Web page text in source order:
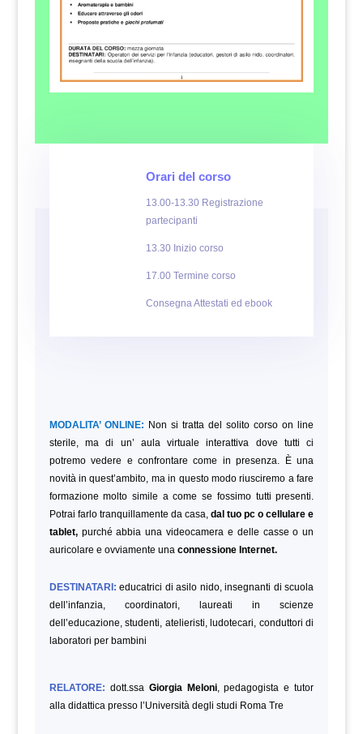
Orari del corso
13.00-13.30 Registrazione
partecipanti
13.30 Inizio corso
17.00 Termine corso
Consegna Attestati ed ebook
MODALITA’ ONLINE: Non si tratta del solito corso on line
sterile, ma di un’ aula virtuale interattiva dove tutti ci
potremo vedere e confrontare come in presenza. È una
novità in quest’ambito, ma in questo modo riusciremo a fare
formazione molto simile a come se fossimo tutti presenti.
Potrai farlo tranquillamente da casa, dal tuo pc o cellulare e
tablet,purché abbia una videocamera e delle casse o un
auricolare e ovviamente una connessione Internet.
DESTINATARI: educatrici di asilo nido, insegnanti di scuola
dell’infanzia, coordinatori, laureati in scienze
dell’educazione, studenti, atelieristi, ludotecari, conduttori di
laboratori per bambini
RELATORE: dott.ssa Giorgia Meloni, pedagogista e tutor
alla didattica presso l’Università degli studi Roma Tre